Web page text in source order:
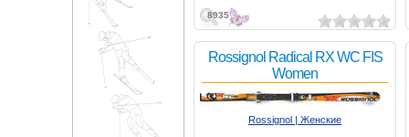
8935
Rossignol Radical RX WC FIS
Women
Rossignol | Женские